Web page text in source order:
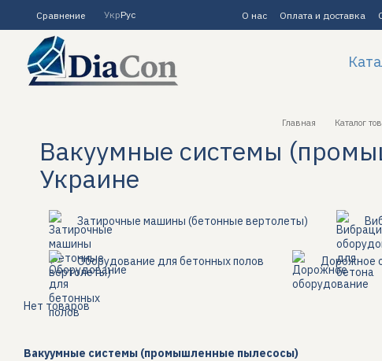
Перейти к основному контенту
Сравнение УкрРус О нас Оплата и доставка
Главная Каталог
Вакуумные системы
Украине
Затирочные машины (бетонные вертолеты)
Оборудование для бетонных полов Дорожное
Вакуумные системы (промышленные пылесосы)
Нет товаров